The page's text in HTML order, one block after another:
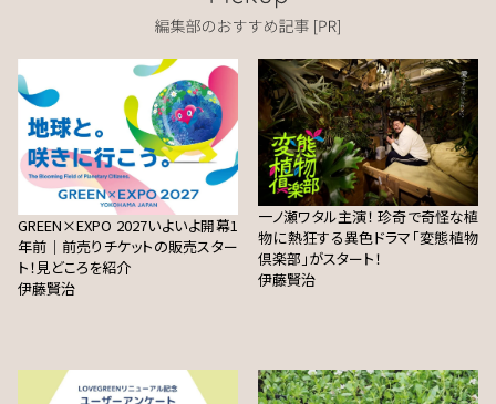
GREEN×EXPO 2027いよいよ開幕1
年前｜前売りチケットの販売スター
ト！見どころを紹介
伊藤賢治
一ノ瀬ワタル主演！ 珍奇で奇怪な植
物に熱狂する異色ドラマ「変態植物
倶楽部」がスタート！
伊藤賢治